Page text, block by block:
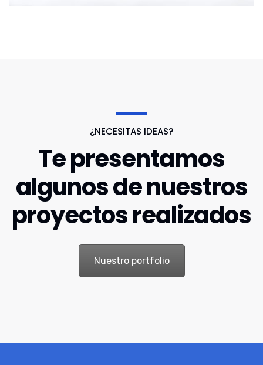
¿NECESITAS IDEAS?
Te presentamos
algunos de nuestros
proyectos realizados
Nuestro portfolio